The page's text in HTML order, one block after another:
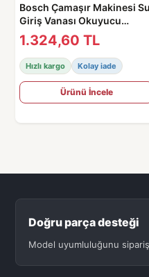
Bosch Çamaşır Makinesi Su
Giriş Vanası Okuyucu
Sensörlü / Ventili -
00606001
1.324,60 TL
Hızlı kargo Kolay iade
Ürünü İncele
Doğru parça desteği
Model uyumluluğunu